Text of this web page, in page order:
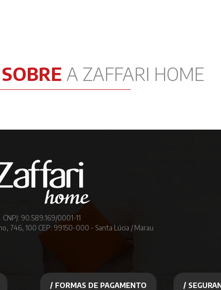
A ZAFFARI HOME
CNPJ: 90.589.169/0001-11
746, 100 CEP: 99150-000 - Santa Lúcia / Marau
/ FORMAS DE PAGAMENTO /